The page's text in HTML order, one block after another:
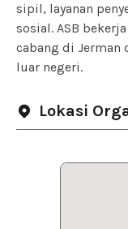
sipil, layanan
sosial. ASB
cabang di Jerman
luar negeri.
Lokasi